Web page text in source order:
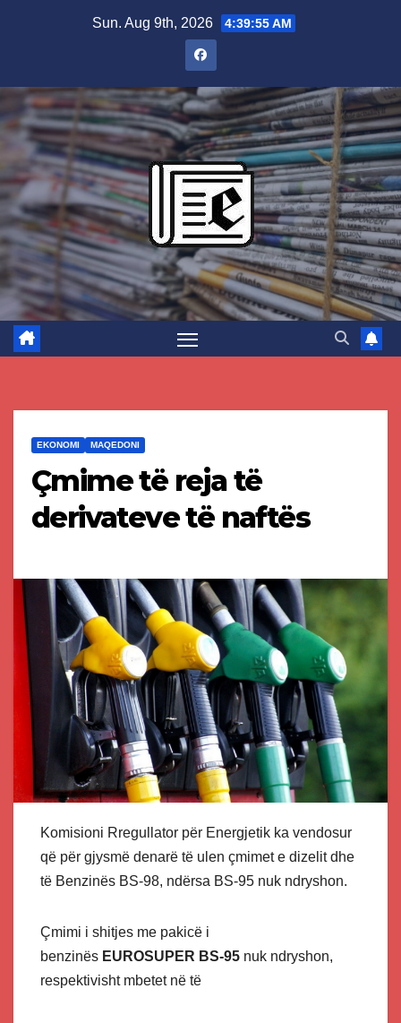
Sun. Aug 9th, 2026 4:39:56 AM
EKONOMI MAQEDONI
Çmime të reja të
derivateve të naftës
Komisioni Rregullator për Energjetik ka vendosur
që për gjysmë denarë të ulen çmimet e dizelit dhe
të Benzinës BS-98, ndërsa BS-95 nuk ndryshon.
Çmimi i shitjes me pakicë i
benzinës EUROSUPER BS-95 nuk ndryshon,
respektivisht mbetet në të